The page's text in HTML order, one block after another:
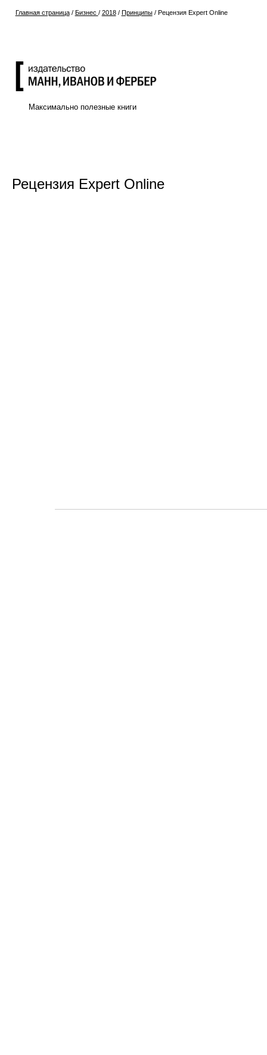
Главная страница/ Бизнес / 2018/ Принципы/ Рецензия Expert Online
Максимально полезные книги
Рецензия Expert Online